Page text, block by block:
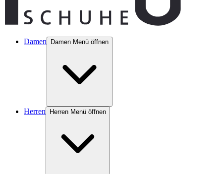
Damen Damen Menü öffnen
Herren Herren Menü öffnen